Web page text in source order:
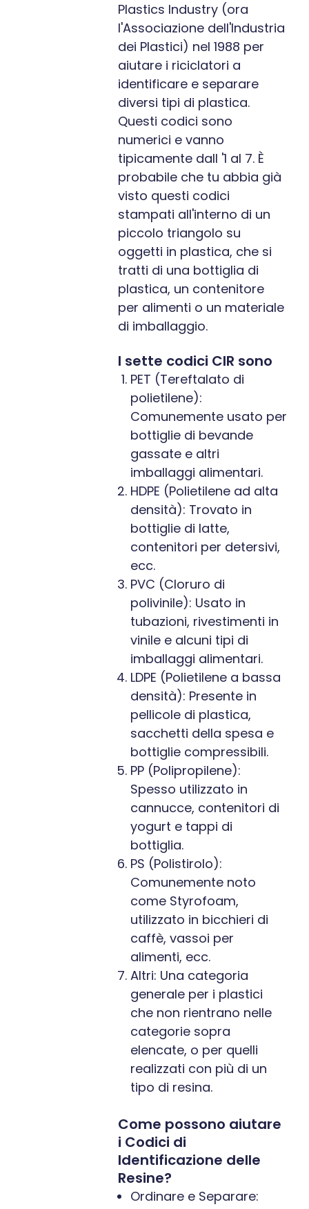
Plastics Industry (ora
l'Associazione dell'Industria
dei Plastici) nel 1988 per
aiutare i riciclatori a
identificare e separare
diversi tipi di plastica.
Questi codici sono
numerici e vanno
tipicamente dall '1 al 7. È
probabile che tu abbia già
visto questi codici
stampati all'interno di un
piccolo triangolo su
oggetti in plastica, che si
tratti di una bottiglia di
plastica, un contenitore
per alimenti o un materiale
di imballaggio.
I sette codici CIR sono
PET (Tereftalato di
polietilene):
Comunemente usato per
bottiglie di bevande
gassate e altri
imballaggi alimentari.
HDPE (Polietilene ad alta
densità): Trovato in
bottiglie di latte,
contenitori per detersivi,
ecc.
PVC (Cloruro di
polivinile): Usato in
tubazioni, rivestimenti in
vinile e alcuni tipi di
imballaggi alimentari.
LDPE (Polietilene a bassa
densità): Presente in
pellicole di plastica,
sacchetti della spesa e
bottiglie compressibili.
PP (Polipropilene):
Spesso utilizzato in
cannucce, contenitori di
yogurt e tappi di
bottiglia.
PS (Polistirolo):
Comunemente noto
come Styrofoam,
utilizzato in bicchieri di
caffè, vassoi per
alimenti, ecc.
Altri: Una categoria
generale per i plastici
che non rientrano nelle
categorie sopra
elencate, o per quelli
realizzati con più di un
tipo di resina.
Come possono aiutare
i Codici di
Identificazione delle
Resine?
Ordinare e Separare: